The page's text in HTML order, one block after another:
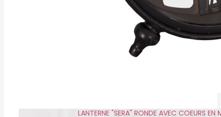
LANTERNE "SERA" RONDE AVEC COEURS EN